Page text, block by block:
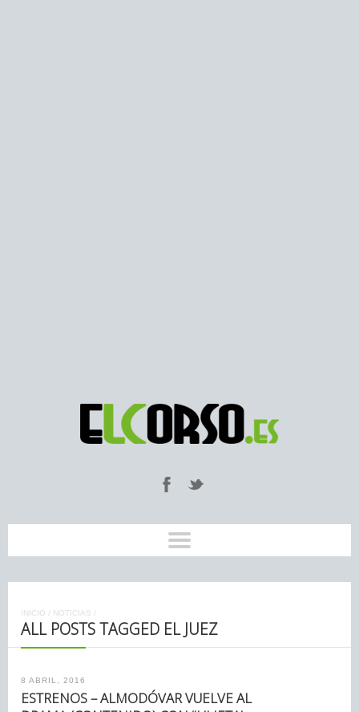
INICIO / NOTICIAS /
ALL POSTS TAGGED EL JUEZ
8 ABRIL, 2016
ESTRENOS – ALMODÓVAR VUELVE AL